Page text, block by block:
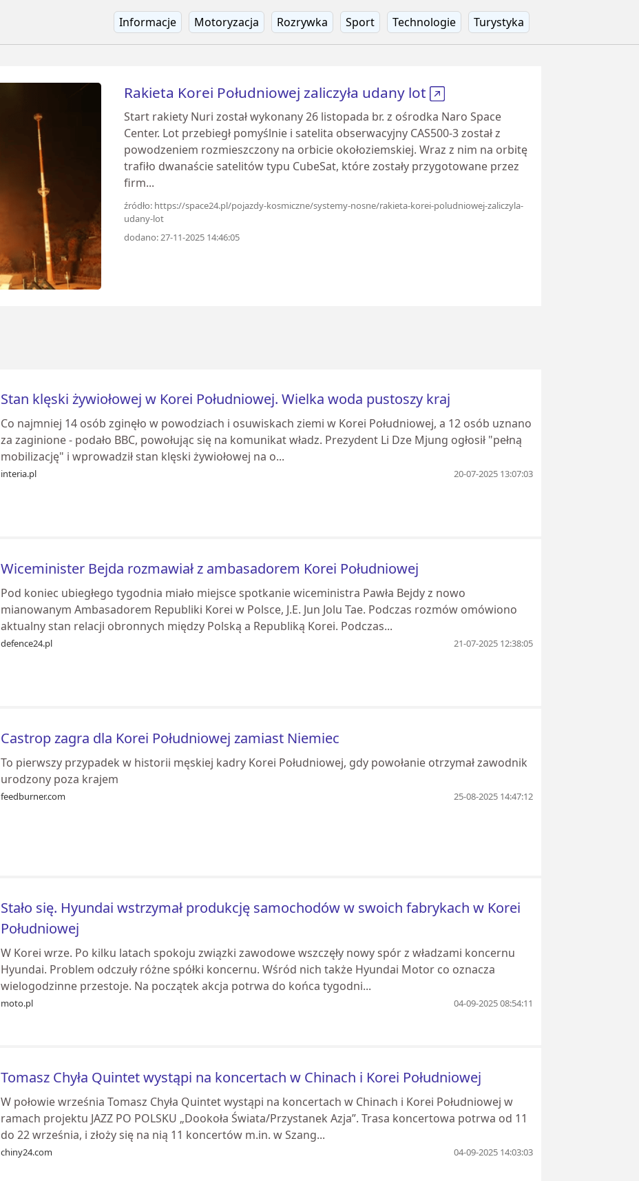
Informacje Motoryzacja Rozrywka Sport Technologie Turystyka
Rakieta Korei Południowej zaliczyła udany lot
Start rakiety Nuri został wykonany 26 listopada br. z ośrodka Naro Space
Center. Lot przebiegł pomyślnie i satelita obserwacyjny CAS500-3 został z
powodzeniem rozmieszczony na orbicie okołoziemskiej. Wraz z nim na orbitę
trafiło dwanaście satelitów typu CubeSat, które zostały przygotowane przez
firm...
źródło: https://space24.pl/pojazdy-kosmiczne/systemy-nosne/rakieta-korei-poludniowej-zaliczyla-
udany-lot
dodano: 27-11-2025 14:46:05
Stan klęski żywiołowej w Korei Południowej. Wielka woda pustoszy kraj
Co najmniej 14 osób zginęło w powodziach i osuwiskach ziemi w Korei Południowej, a 12 osób uznano
za zaginione - podało BBC, powołując się na komunikat władz. Prezydent Li Dze Mjung ogłosił "pełną
mobilizację" i wprowadził stan klęski żywiołowej na o...
interia.pl 20-07-2025 13:07:03
Wiceminister Bejda rozmawiał z ambasadorem Korei Południowej
Pod koniec ubiegłego tygodnia miało miejsce spotkanie wiceministra Pawła Bejdy z nowo
mianowanym Ambasadorem Republiki Korei w Polsce, J.E. Jun Jolu Tae. Podczas rozmów omówiono
aktualny stan relacji obronnych między Polską a Republiką Korei. Podczas...
defence24.pl 21-07-2025 12:38:05
Castrop zagra dla Korei Południowej zamiast Niemiec
To pierwszy przypadek w historii męskiej kadry Korei Południowej, gdy powołanie otrzymał zawodnik
urodzony poza krajem
feedburner.com 25-08-2025 14:47:12
Stało się. Hyundai wstrzymał produkcję samochodów w swoich fabrykach w Korei
Południowej
W Korei wrze. Po kilku latach spokoju związki zawodowe wszczęły nowy spór z władzami koncernu
Hyundai. Problem odczuły różne spółki koncernu. Wśród nich także Hyundai Motor co oznacza
wielogodzinne przestoje. Na początek akcja potrwa do końca tygodni...
moto.pl 04-09-2025 08:54:11
Tomasz Chyła Quintet wystąpi na koncertach w Chinach i Korei Południowej
W połowie września Tomasz Chyła Quintet wystąpi na koncertach w Chinach i Korei Południowej w
ramach projektu JAZZ PO POLSKU „Dookoła Świata/Przystanek Azja”. Trasa koncertowa potrwa od 11
do 22 września, i złoży się na nią 11 koncertów m.in. w Szang...
chiny24.com 04-09-2025 14:03:03